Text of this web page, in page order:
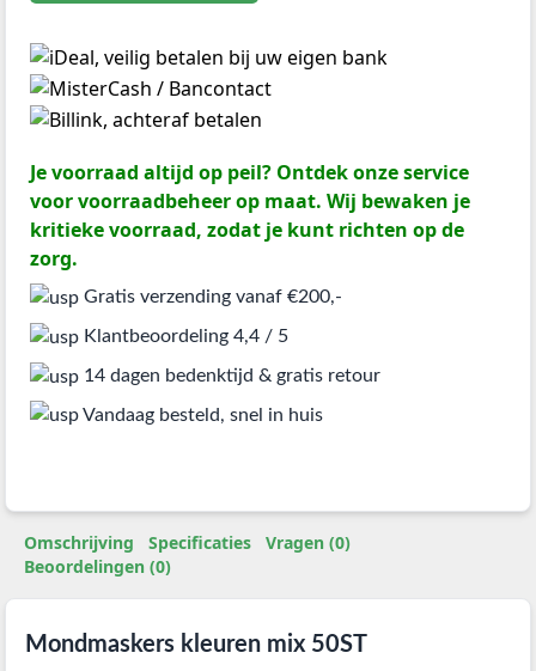
Je voorraad altijd op peil? Ontdek onze service
voor voorraadbeheer op maat. Wij bewaken je
kritieke voorraad, zodat je kunt richten op de
zorg.
Gratis verzending vanaf €200,-
Klantbeoordeling 4,4 / 5
14 dagen bedenktijd & gratis retour
Vandaag besteld, snel in huis
Omschrijving Specificaties
Vragen (0)
Beoordelingen (0)
Mondmaskers kleuren mix 50ST